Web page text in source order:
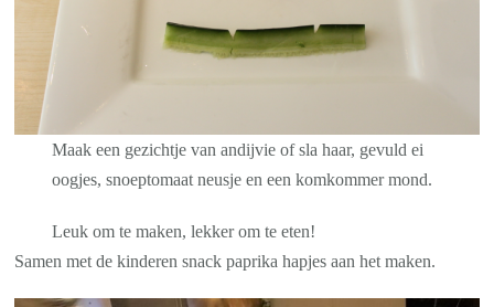
Maak een gezichtje van andijvie of sla haar, gevuld ei
oogjes, snoeptomaat neusje en een komkommer mond.
Leuk om te maken, lekker om te eten!
Samen met de kinderen snack paprika hapjes aan het maken.